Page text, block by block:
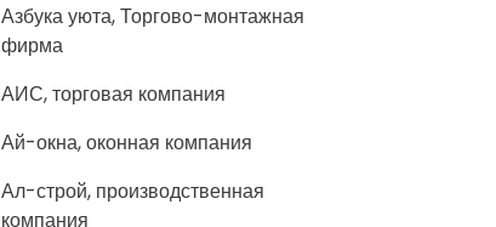
Азбука уюта, Торгово-монтажная
фирма
АИС, торговая компания
Ай-окна, оконная компания
Ал-строй, производственная
компания